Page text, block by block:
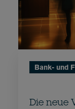
Bank- und
Die neue